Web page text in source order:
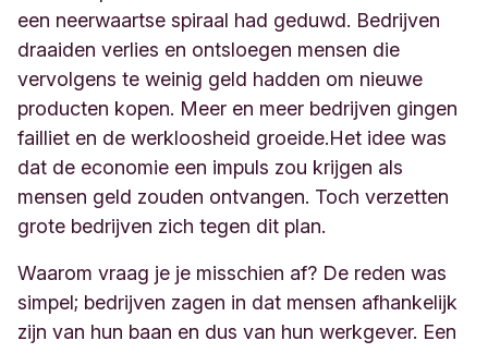
een neerwaartse spiraal had geduwd. Bedrijven
draaiden verlies en ontsloegen mensen die
vervolgens te weinig geld hadden om nieuwe
producten kopen. Meer en meer bedrijven gingen
failliet en de werkloosheid groeide.Het idee was
dat de economie een impuls zou krijgen als
mensen geld zouden ontvangen. Toch verzetten
grote bedrijven zich tegen dit plan.
Waarom vraag je je misschien af? De reden was
simpel; bedrijven zagen in dat mensen afhankelijk
zijn van hun baan en dus van hun werkgever. Een